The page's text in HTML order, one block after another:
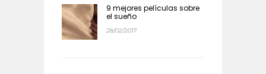
9 mejores películas sobre
el sueño
28/02/2017